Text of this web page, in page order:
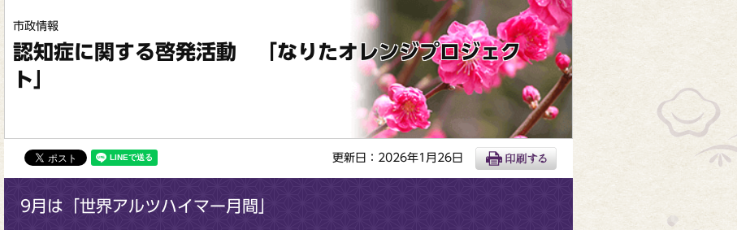
市政情報
認知症に関する啓発活動 「なりたオレンジプロジェク
ト」
更新日：2026年1月26日
9月は「世界アルツハイマー月間」